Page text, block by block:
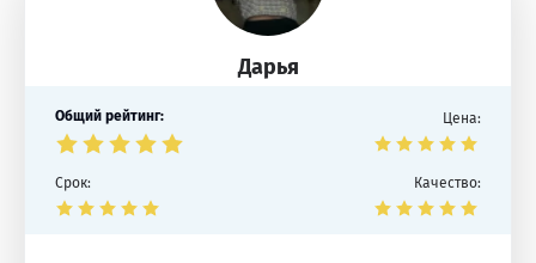
Дарья
Общий рейтинг: Цена:
Срок: Качество: